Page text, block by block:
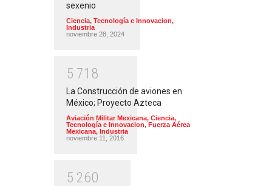
sexenio
Ciencia, Tecnología e Innovacion,
Industria
noviembre 28, 2024
5 71 8
La Construcción de aviones en
México; Proyecto Azteca
Aviación Militar Mexicana, Ciencia,
Tecnología e Innovacion, Fuerza Aérea
Mexicana, Industria
noviembre 11, 2016
5 260